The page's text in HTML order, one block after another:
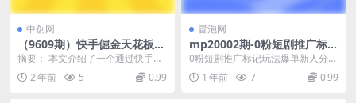
中创网
（9609期）快手倔金天花板，
小白也能轻松月入1w+
摘要： 本文介绍了一个通过快手平
台实现月入1万以上的项目。该项目
的显著优点包括无...
2 年前 5 0.99
冒泡网
mp20002期-0粉短剧推广标记
玩法爆单新人分享日入3位数
经验
0粉短剧推广标记玩法爆单新人分享
日入3位数经验 今天把短剧爆单的
全流程毫无保留的...
1 年前 7 0.99